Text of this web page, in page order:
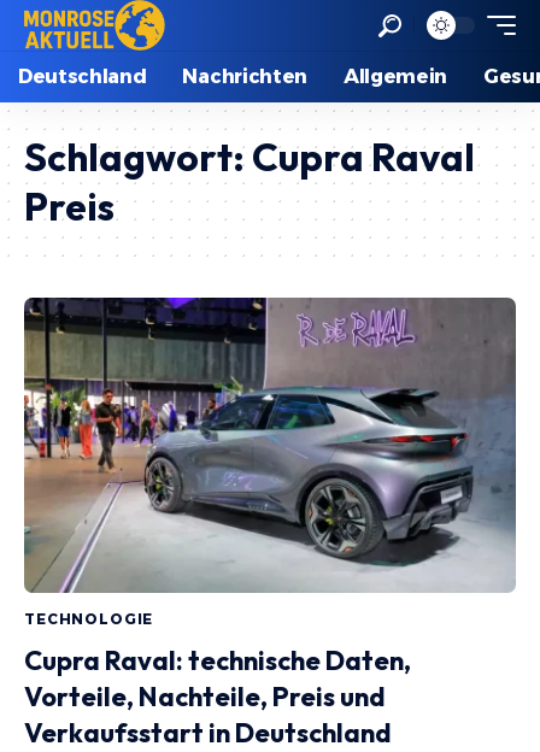
Deutschland Nachrichten Allgemein
Schlagwort:Cupra Raval
Preis
TECHNOLOGIE
Cupra Raval: technische Daten,
Vorteile, Nachteile, Preis und
Verkaufsstart in Deutschland